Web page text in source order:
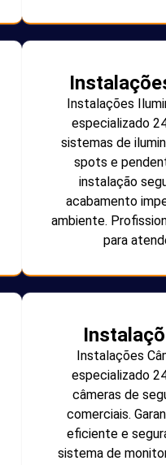
Instalações
especializado
sistemas de
spots e
instalação
acabamento
ambiente.
para
Instalações
especializado
câmeras de
comerciais.
eficiente e
sistema de